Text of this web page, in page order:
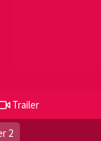
Trailer
2